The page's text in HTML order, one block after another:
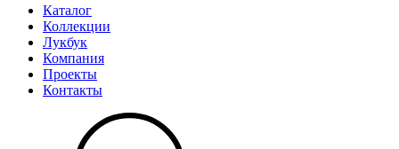
Каталог
Коллекции
Лукбук
Компания
Проекты
Контакты